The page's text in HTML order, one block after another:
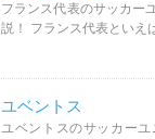
フランス代表のサッカー
説！ フランス代表といえ
ユベントス
ユベントスのサッカー